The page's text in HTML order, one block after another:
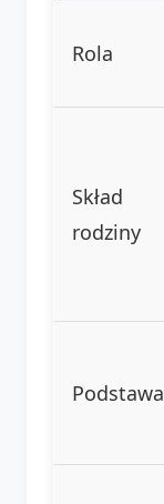
Rola
Skład
rodziny
Podstawa